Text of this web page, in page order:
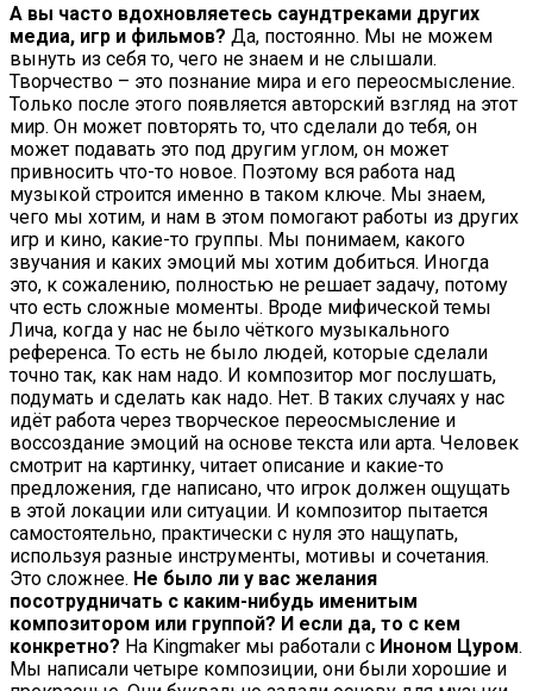
А вы часто вдохновляетесь саундтреками других
медиа, игр и фильмов? Да, постоянно. Мы не можем
вынуть из себя то, чего не знаем и не слышали.
Творчество – это познание мира и его переосмысление.
Только после этого появляется авторский взгляд на этот
мир. Он может повторять то, что сделали до тебя, он
может подавать это под другим углом, он может
привносить что-то новое. Поэтому вся работа над
музыкой строится именно в таком ключе. Мы знаем,
чего мы хотим, и нам в этом помогают работы из других
игр и кино, какие-то группы. Мы понимаем, какого
звучания и каких эмоций мы хотим добиться. Иногда
это, к сожалению, полностью не решает задачу, потому
что есть сложные моменты. Вроде мифической темы
Лича, когда у нас не было чёткого музыкального
референса. То есть не было людей, которые сделали
точно так, как нам надо. И композитор мог послушать,
подумать и сделать как надо. Нет. В таких случаях у нас
идёт работа через творческое переосмысление и
воссоздание эмоций на основе текста или арта. Человек
смотрит на картинку, читает описание и какие-то
предложения, где написано, что игрок должен ощущать
в этой локации или ситуации. И композитор пытается
самостоятельно, практически с нуля это нащупать,
используя разные инструменты, мотивы и сочетания.
Это сложнее. Не было ли у вас желания
посотрудничать с каким-нибудь именитым
композитором или группой? И если да, то с кем
конкретно? На Kingmaker мы работали с Иноном Цуром.
Мы написали четыре композиции, они были хорошие и